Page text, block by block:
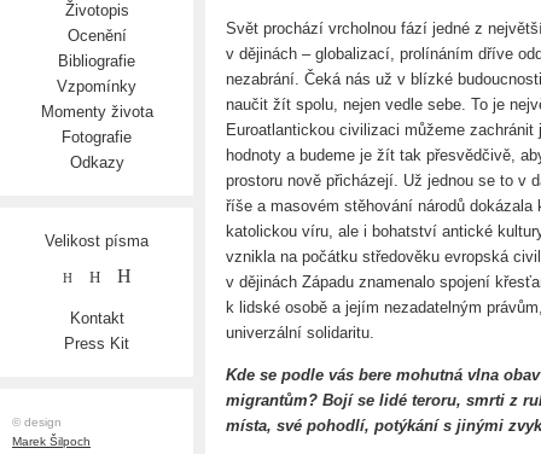
Životopis
Ocenění
Bibliografie
Vzpomínky
Momenty života
Fotografie
Odkazy
Velikost písma
H H H
Kontakt
Press Kit
© design
Marek Šilpoch
Svět prochází vrcholnou fází jedné z
v dějinách – globalizací, prolínáním dříve
nezabrání. Čeká nás už v blízké
naučit žít spolu, nejen vedle sebe. To je
Euroatlantickou civilizaci můžeme
hodnoty a budeme je žít tak přesvědčivě,
prostoru nově přicházejí. Už jednou se to v
říše a masovém stěhování národů dokázala
katolickou víru, ale i bohatství antické
vznikla na počátku středověku evropská
v dějinách Západu znamenalo spojení
k lidské osobě a jejím nezadatelným
univerzální solidaritu.
Kde se podle vás bere mohutná vlna
migrantům? Bojí se lidé teroru, smrti z
místa, své pohodlí, potýkání s jinými